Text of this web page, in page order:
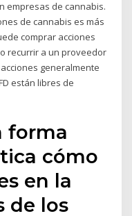
empresas de cannabis.
de cannabis es más
comprar acciones
recurrir a un proveedor
acciones generalmente
están libres de
forma
cómo
en la
de los